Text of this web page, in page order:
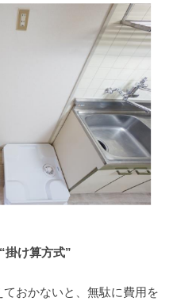
掛け算方式”
おかないと、無駄に費用を